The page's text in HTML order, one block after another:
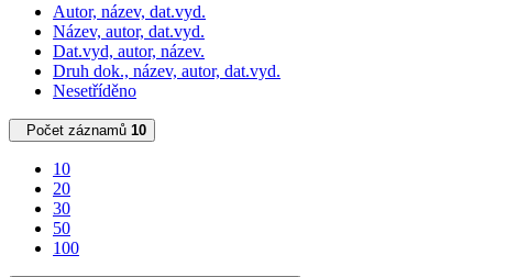
Autor, název, dat.vyd.
Název, autor, dat.vyd.
Dat.vyd, autor, název.
Druh dok., název, autor, dat.vyd.
Nesetříděno
Počet záznamů 10
10
20
30
50
100